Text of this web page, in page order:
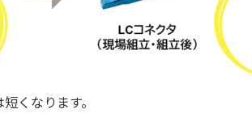
くなります。